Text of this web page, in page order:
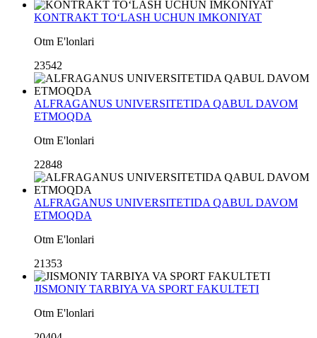
KONTRAKT TO‘LASH UCHUN IMKONIYAT
Otm E'lonlari
23542
ALFRAGANUS UNIVERSITETIDA QABUL DAVOM
ETMOQDA
Otm E'lonlari
22848
ALFRAGANUS UNIVERSITETIDA QABUL DAVOM
ETMOQDA
Otm E'lonlari
21353
JISMONIY TARBIYA VA SPORT FAKULTETI
Otm E'lonlari